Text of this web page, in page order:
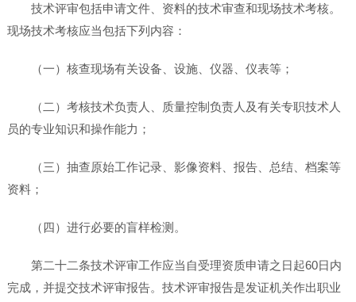
技术评审包括申请文件、资料的技术审查和现场技术考核。
现场技术考核应当包括下列内容：
（一）核查现场有关设备、设施、仪器、仪表等；
（二）考核技术负责人、质量控制负责人及有关专职技术人
员的专业知识和操作能力；
（三）抽查原始工作记录、影像资料、报告、总结、档案等
资料；
（四）进行必要的盲样检测。
第二十二条技术评审工作应当自受理资质申请之日起60日内
完成，并提交技术评审报告。技术评审报告是发证机关作出职业